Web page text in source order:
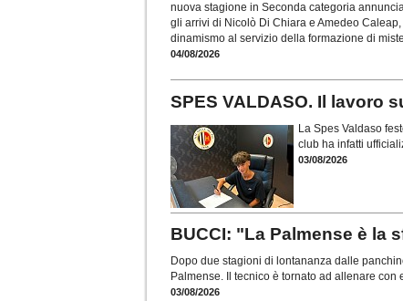
nuova stagione in Seconda categoria
gli arrivi di Nicolò Di Chiara e Amedeo
dinamismo al servizio della formazione di
04/08/2026
SPES VALDASO. Il lavoro
La Spes Valdaso
club ha infatti
03/08/2026
BUCCI: "La Palmense è la
Dopo due stagioni di lontananza dalle
Palmense. Il tecnico è tornato ad allenare
03/08/2026